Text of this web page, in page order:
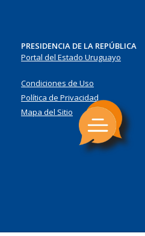
PRESIDENCIA DE LA REPÚBLICA
Portal del Estado Uruguayo
Condiciones de Uso
Política de Privacidad
Mapa del Sitio